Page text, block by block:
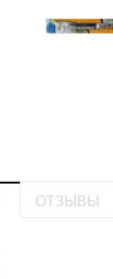
ОТЗЫВЫ